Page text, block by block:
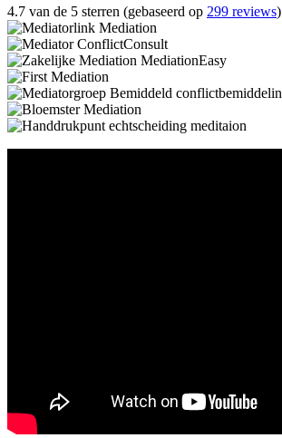
4.7 van de 5 sterren (gebaseerd op 299 reviews)